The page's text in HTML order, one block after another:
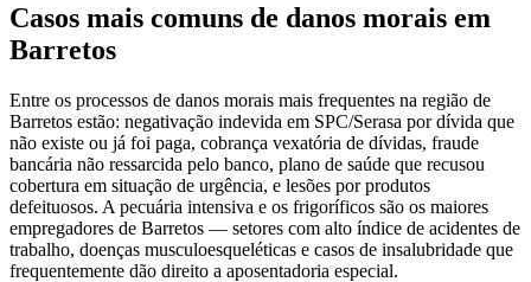
Casos mais comuns de danos morais em
Barretos
Entre os processos de danos morais mais frequentes na região de
Barretos estão: negativação indevida em SPC/Serasa por dívida que
não existe ou já foi paga, cobrança vexatória de dívidas, fraude
bancária não ressarcida pelo banco, plano de saúde que recusou
cobertura em situação de urgência, e lesões por produtos
defeituosos. A pecuária intensiva e os frigoríficos são os maiores
empregadores de Barretos — setores com alto índice de acidentes de
trabalho, doenças musculoesqueléticas e casos de insalubridade que
frequentemente dão direito a aposentadoria especial.